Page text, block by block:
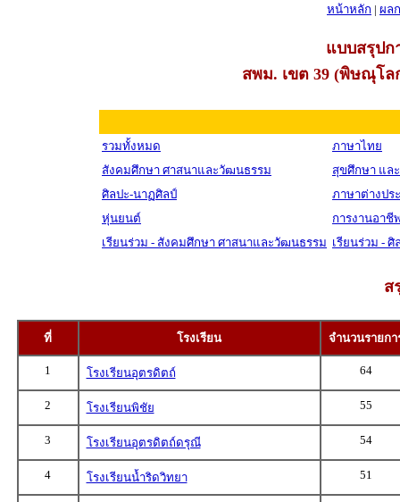
หน้าหลัก | ผล
แบบสรุปก
สพม. เขต 39 (พิษณุโ
รวมทั้งหมด
ภาษาไทย
สังคมศึกษา ศาสนาและวัฒนธรรม
สุขศึกษา แล
ศิลปะ-นาฏศิลป์
ภาษาต่างปร
หุ่นยนต์
การงานอาชี
เรียนร่วม - สังคมศึกษา ศาสนาและวัฒนธรรม เรียนร่วม - ศิ
ส
ที่ โรงเรียน จำนวนรายกา
1 โรงเรียนอุตรดิตถ์ 64
2 โรงเรียนพิชัย 55
3 โรงเรียนอุตรดิตถ์ดรุณี 54
4 โรงเรียนน้ำริดวิทยา 51